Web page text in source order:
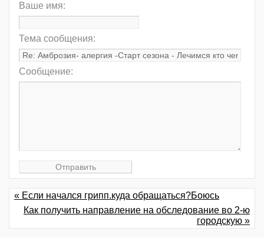
Ваше имя:
Тема сообщения:
Сообщение:
« Если начался грипп.куда обращаться?Боюсь
Как получить направление на обследование во 2-ю
городскую »